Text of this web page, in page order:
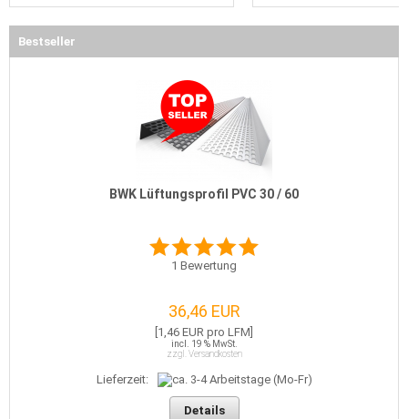
Bestseller
BWK Lüftungsprofil PVC 30 / 60
1 Bewertung
36,46 EUR
[1,46 EUR pro LFM]
incl. 19 % MwSt.
zzgl. Versandkosten
Lieferzeit:
Details